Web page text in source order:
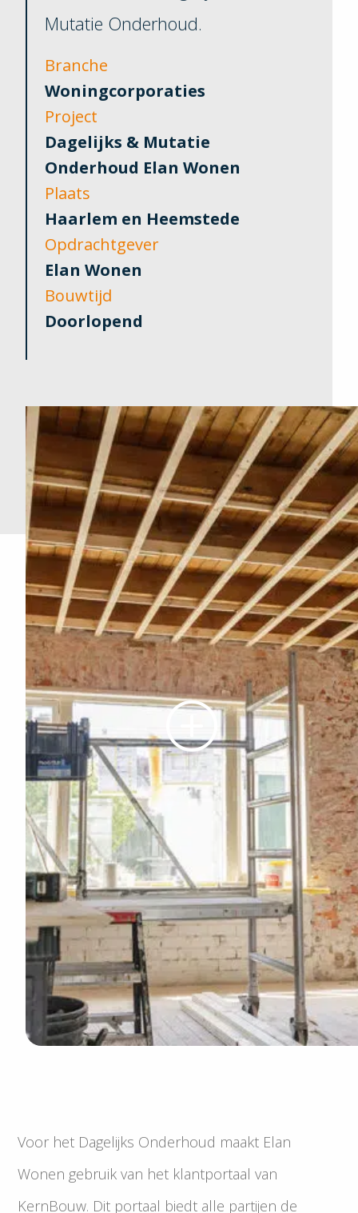
Mutatie Onderhoud.
Branche
Woningcorporaties
Project
Dagelijks & Mutatie
Onderhoud Elan Wonen
Plaats
Haarlem en Heemstede
Opdrachtgever
Elan Wonen
Bouwtijd
Doorlopend
Voor het Dagelijks Onderhoud maakt Elan
Wonen gebruik van het klantportaal van
KernBouw. Dit portaal biedt alle partijen de